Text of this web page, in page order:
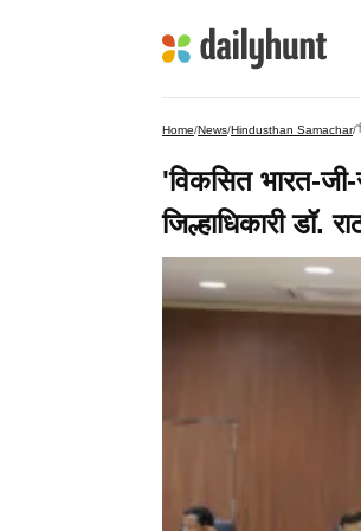
Home/News/Hindusthan Samachar/
'विकसित भारत-
जिल्हाधिकारी डॉ.